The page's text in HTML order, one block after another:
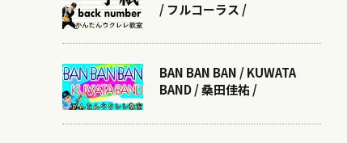
/ フルコーラス /
BAN BAN BAN / KUWATA
BAND / 桑田佳祐 /